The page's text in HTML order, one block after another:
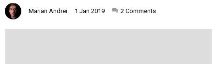
Marian Andrei 1 Jan 2019 2 Comments